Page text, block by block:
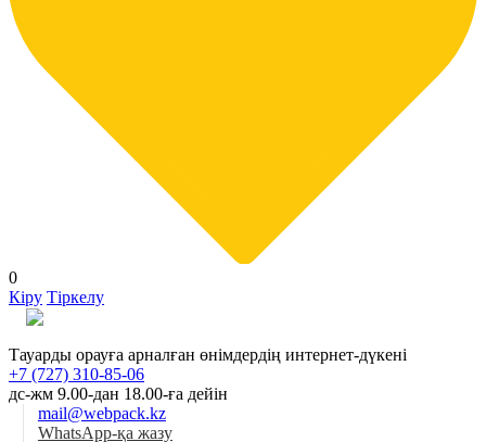
0
Кіру Тіркелу
Тауарды орауға арналған өнімдердің интернет-дүкені
+7 (727) 310-85-06
дс-жм 9.00-дан 18.00-ға дейін
mail@webpack.kz
WhatsApp-қа жазу